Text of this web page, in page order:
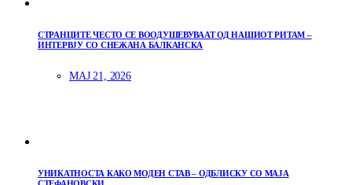
СТРАНЦИТЕ ЧЕСТО СЕ ВООДУШЕВУВААТ ОД НАШИОТ РИТАМ –
ИНТЕРВЈУ СО СНЕЖАНА БАЛКАНСКА
МАЈ 21, 2026
УНИКАТНОСТА КАКО МОДЕН СТАВ – ОДБЛИСКУ СО МАЈА